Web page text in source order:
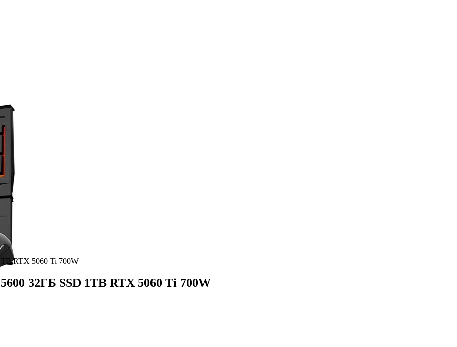
RTX 5060 Ti 700W
32ГБ SSD 1TB RTX 5060 Ti 700W